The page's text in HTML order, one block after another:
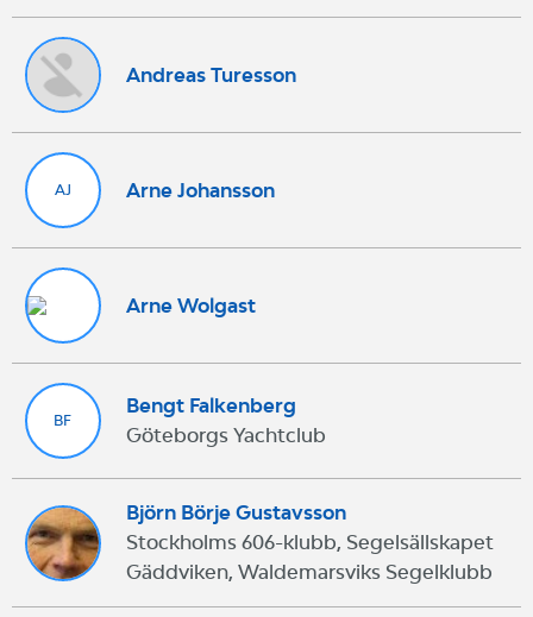
Andreas Turesson
AJ Arne Johansson
Arne Wolgast
BF
Bengt Falkenberg
Göteborgs Yachtclub
Björn Börje Gustavsson
Stockholms 606-klubb, Segelsällskapet
Gäddviken, Waldemarsviks Segelklubb